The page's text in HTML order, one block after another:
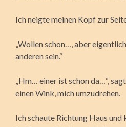
Ich neigte meinen Kopf zur
„Wollen schon…, aber
anderen sein.“
„Hm… einer ist schon da…“,
einen Wink, mich umzudrehen.
Ich schaute Richtung Haus